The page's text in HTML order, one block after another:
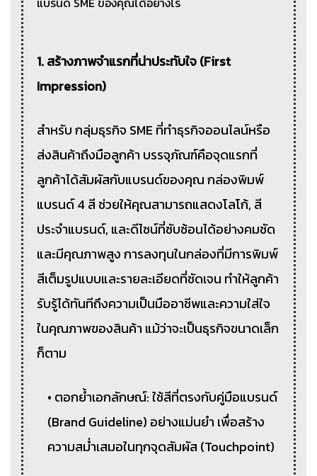
1. สร้างภาพจำแรกที่น่าประทับใจ (First
Impression)
สำหรับ กลุ่มธุรกิจ SME ที่ทำธุรกิจออนไลน์หรือ
ส่งสินค้าถึงมือลูกค้า บรรจุภัณฑ์คือจุดแรกที่
ลูกค้าได้สัมผัสกับแบรนด์ของคุณ กล่องพิมพ์
แบรนด์ 4 สี ช่วยให้คุณสามารถแสดงโลโก้, สี
ประจำแบรนด์, และดีไซน์ที่ซับซ้อนได้อย่างคมชัด
และมีคุณภาพสูง การลงทุนในกล่องที่มีการพิมพ์
สีเต็มรูปแบบและรายละเอียดที่ชัดเจน ทำให้ลูกค้า
รับรู้ได้ทันทีถึงความเป็นมืออาชีพและความใส่ใจ
ในคุณภาพของสินค้า แม้ว่าจะเป็นธุรกิจขนาดเล็ก
ก็ตาม
• ตอกย้ำเอกลักษณ์: ใช้สีที่ตรงกับคู่มือแบรนด์
(Brand Guideline) อย่างแม่นยำ เพื่อสร้าง
ความสม่ำเสมอในทุกจุดสัมผัส (Touchpoint)